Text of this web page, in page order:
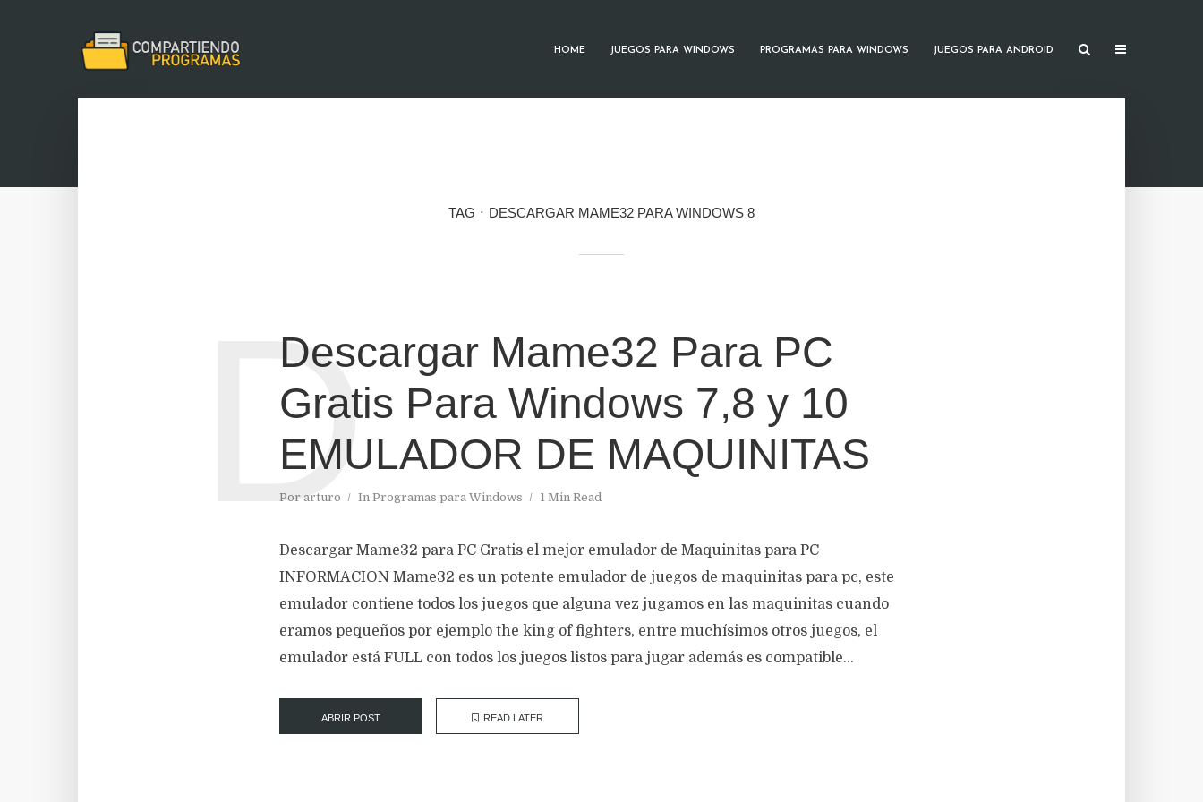
HOME JUEGOS PARA WINDOWS PROGRAMAS PARA WINDOWS JUEGOS PARA ANDROID
TAG DESCARGAR MAME32 PARA WINDOWS 8
Descargar Mame32 Para PC
Gratis Para Windows 7,8 y 10
EMULADOR DE MAQUINITAS
Por arturo In Programas para Windows 1 Min Read
D
Descargar Mame32 para PC Gratis el mejor emulador de Maquinitas para PC
INFORMACION Mame32 es un potente emulador de juegos de maquinitas para pc, este
emulador contiene todos los juegos que alguna vez jugamos en las maquinitas cuando
eramos pequeños por ejemplo the king of fighters, entre muchísimos otros juegos, el
emulador está FULL con todos los juegos listos para jugar además es compatible...
ABRIR POST READ LATER